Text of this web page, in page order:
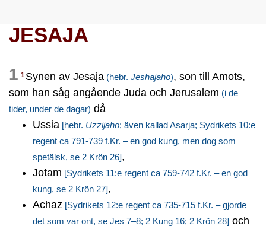
JESAJA
1 1 Synen av Jesaja (hebr.Jeshajaho), son till Amots,
som han såg angående Juda och Jerusalem (i de
tider, under de dagar) då
Ussia [hebr. Uzzijaho; även kallad Asarja; Sydrikets 10:e
regent ca 791-739 f.Kr. – en god kung, men dog som
spetälsk, se 2 Krön 26],
Jotam [Sydrikets 11:e regent ca 759-742 f.Kr. – en god
kung, se 2 Krön 27],
Achaz [Sydrikets 12:e regent ca 735-715 f.Kr. – gjorde
det som var ont, se Jes 7–8; 2 Kung 16; 2 Krön 28] och